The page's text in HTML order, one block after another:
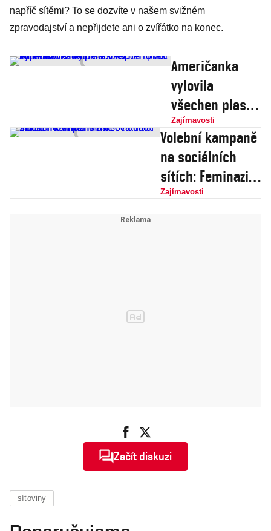
napříč sítěmi? To se dozvíte v našem svižném
zpravodajství a nepřijdete ani o zvířátko na konec.
Američanka
vylovila
všechen plast z
oceánů a
nechala si ho
implantovat do
prsou. Aspoň to
tak vypadá
Zajímavosti
Volební kampaně
na sociálních
sítích: Feminazi
Maláčová dala
Zajímavosti
Začít diskuzi
síťoviny